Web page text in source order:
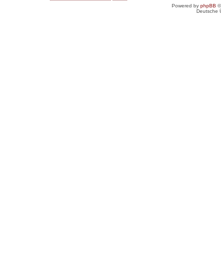
Powered by phpBB
Deutsche